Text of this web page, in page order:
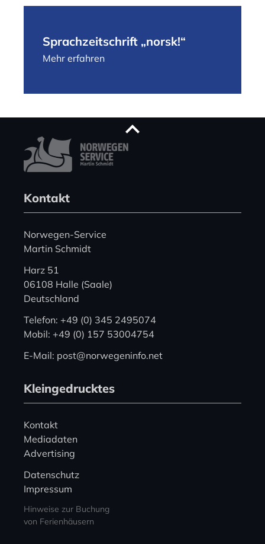
Sprachzeitschrift „norsk!“
Mehr erfahren
Kontakt
Norwegen-Service
Martin Schmidt
Harz 51
06108 Halle (Saale)
Deutschland
Telefon: +49 (0) 345 2495074
Mobil: +49 (0) 157 53004754
E-Mail: post@norwegeninfo.net
Kleingedrucktes
Kontakt
Mediadaten
Advertising
Datenschutz
Impressum
Hinweise zur Buchung
von Ferienhäusern